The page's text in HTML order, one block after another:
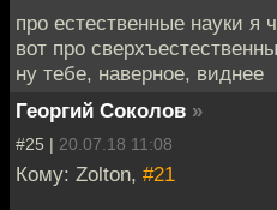
про естественные науки я
вот про
ну тебе, наверное, виднее
Георгий Соколов »
#25 | 20.07.18 11:08
Кому: Zolton, #21